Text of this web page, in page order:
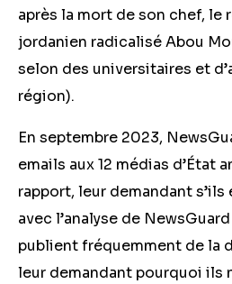
après la mort de son chef, le
jordanien radicalisé Abou
selon des universitaires et
région).
En septembre 2023,
emails aux 12 médias d’État
rapport, leur demandant s’ils
avec l’analyse de
publient fréquemment de la
leur demandant pourquoi ils